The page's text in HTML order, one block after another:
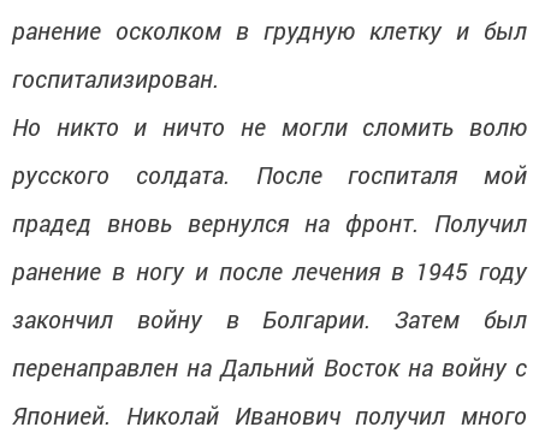
ранение осколком в грудную клетку и был
госпитализирован.
Но никто и ничто не могли сломить волю
русского солдата. После госпиталя мой
прадед вновь вернулся на фронт. Получил
ранение в ногу и после лечения в 1945 году
закончил войну в Болгарии. Затем был
перенаправлен на Дальний Восток на войну с
Японией. Николай Иванович получил много